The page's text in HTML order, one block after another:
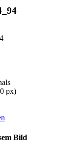
px)
Bild